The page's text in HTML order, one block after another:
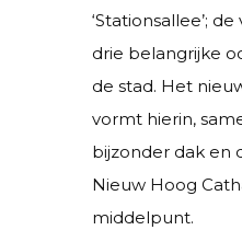
‘Stationsallee’;
drie belangrijke
de stad. Het
vormt hierin,
bijzonder dak en
Nieuw Hoog
middelpunt.